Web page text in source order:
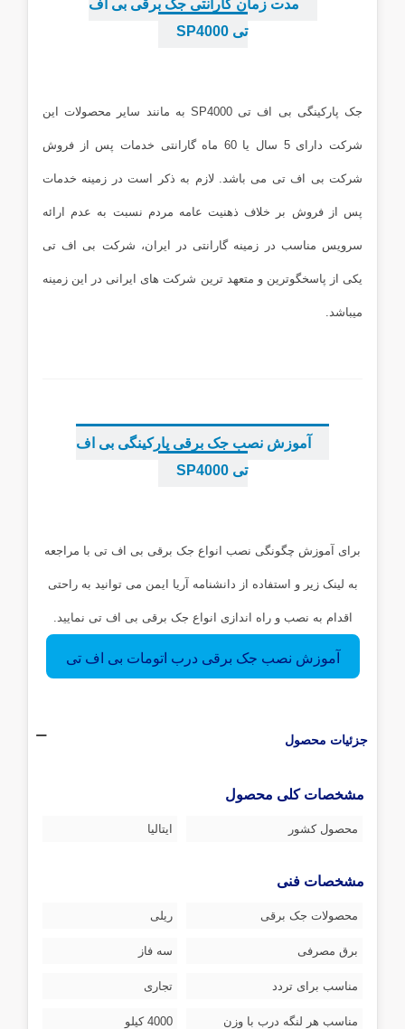
مدت زمان گارانتی جک برقی بی اف
تی SP4000
جک پارکینگی بی اف تی SP4000 به مانند سایر محصولات این
شرکت دارای 5 سال یا 60 ماه گارانتی خدمات پس از فروش
شرکت بی اف تی می باشد. لازم به ذکر است در زمینه خدمات
پس از فروش بر خلاف ذهنیت عامه مردم نسبت به عدم ارائه
سرویس مناسب در زمینه گارانتی در ایران، شرکت بی اف تی
یکی از پاسخگوترین و متعهد ترین شرکت های ایرانی در این زمینه
میباشد.
آموزش نصب جک برقی پارکینگی بی اف
تی SP4000
برای آموزش چگونگی نصب انواع جک برقی بی اف تی با مراجعه
به لینک زیر و استفاده از دانشنامه آریا ایمن می توانید به راحتی
اقدام به نصب و راه اندازی انواع جک برقی بی اف تی نمایید.
آموزش نصب جک برقی درب اتومات بی اف تی
جزئیات محصول
مشخصات کلی محصول
محصول کشور ایتالیا
مشخصات فنی
محصولات جک برقی ریلی
برق مصرفی سه فاز
مناسب برای تردد تجاری
مناسب هر لنگه درب با وزن 4000 کیلو